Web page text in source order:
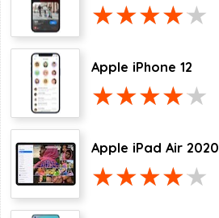
Apple iPhone 12
Apple iPad Air 2020